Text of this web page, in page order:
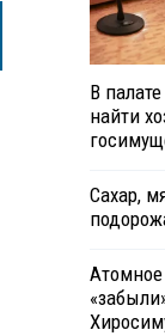
В
найти
Сахар,